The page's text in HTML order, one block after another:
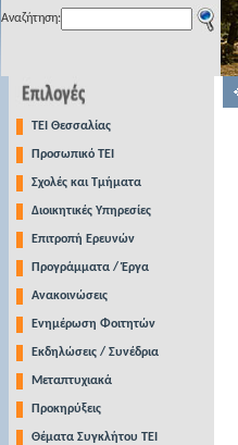
Αναζήτηση:
TEI Θεσσαλίας
Προσωπικό ΤΕΙ
Σχολές και Τμήματα
Διοικητικές Υπηρεσίες
Επιτροπή Ερευνών
Προγράμματα / Έργα
Ανακοινώσεις
Ενημέρωση Φοιτητών
Εκδηλώσεις / Συνέδρια
Μεταπτυχιακά
Προκηρύξεις
Θέματα Συγκλήτου ΤΕΙ